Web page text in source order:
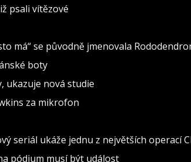
psali vítězové
má“ se původně jmenovala
boty
ukazuje nová studie
za mikrofon
seriál ukáže jednu z největších operací
pódium musí být událost